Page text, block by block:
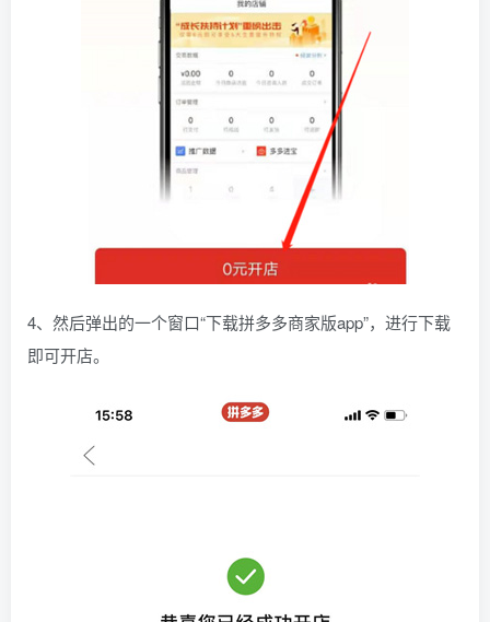
4、然后弹出的一个窗口“下载拼多多商家版app”，进行下载
即可开店。